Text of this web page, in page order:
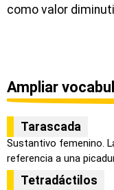
como valor
Ampliar
Tarascada
Sustantivo femenino.
referencia a una
Tetradáctilos